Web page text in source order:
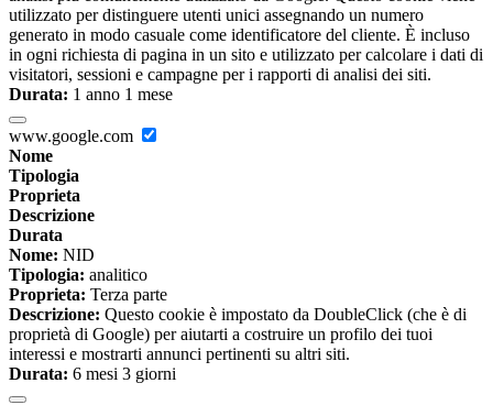
utilizzato per distinguere utenti unici assegnando un numero
generato in modo casuale come identificatore del cliente. È incluso
in ogni richiesta di pagina in un sito e utilizzato per calcolare i dati di
visitatori, sessioni e campagne per i rapporti di analisi dei siti.
Durata: 1 anno 1 mese
www.google.com
Nome
Tipologia
Proprieta
Descrizione
Durata
Nome: NID
Tipologia: analitico
Proprieta: Terza parte
Descrizione: Questo cookie è impostato da DoubleClick (che è di
proprietà di Google) per aiutarti a costruire un profilo dei tuoi
interessi e mostrarti annunci pertinenti su altri siti.
Durata: 6 mesi 3 giorni